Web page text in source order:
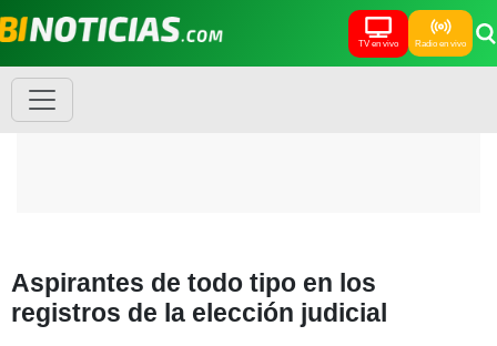
TV en vivo Radio en vivo
Aspirantes de todo tipo en los
registros de la elección judicial